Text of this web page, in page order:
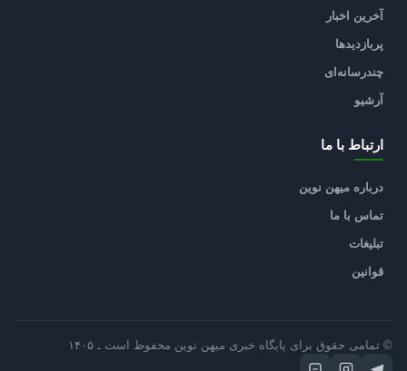
آخرین اخبار
پربازدیدها
چندرسانه‌ای
آرشیو
ارتباط با ما
درباره میهن نوین
تماس با ما
تبلیغات
قوانین
© تمامی حقوق برای پایگاه خبری میهن نوین محفوظ است ـ ۱۴۰۵